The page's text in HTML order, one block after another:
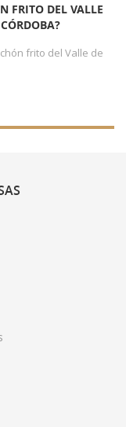
FRITO DEL VALLE
frito del Valle de